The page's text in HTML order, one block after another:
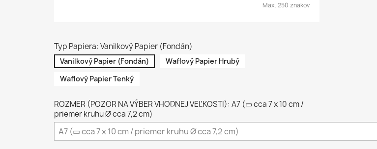
Max. 250 znakov
Typ Papiera: Vanilkový Papier (Fondán)
Vanilkový Papier (Fondán)
Waflový Papier Hrubý
Waflový Papier Tenký
ROZMER (POZOR NA VÝBER VHODNEJ VEĽKOSTI): A7 (▭ cca 7 x 10 cm /
priemer kruhu Ø cca 7,2 cm)